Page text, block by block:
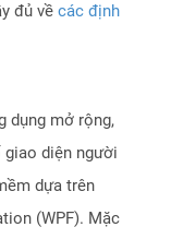
đủ về các định
dụng mở rộng,
diện người
dựa trên
(WPF). Mặc